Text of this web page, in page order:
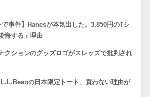
で事件】Hanesが本気出した。3,850円のTシ
悔する」理由
クションのグッズロゴがスレッズで批判され
L.L.Beanの日本限定トート、買わない理由が